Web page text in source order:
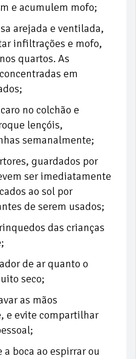
e acumulem mofo;
arejada e ventilada,
infiltrações e mofo,
quartos. As
em
no colchão e
lençóis,
semanalmente;
guardados por
ser imediatamente
ao sol por
de serem usados;
das crianças
de ar quanto o
seco;
as mãos
e evite compartilhar
a boca ao espirrar ou